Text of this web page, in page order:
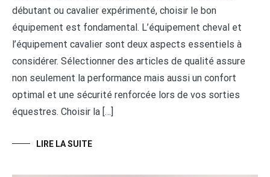
débutant ou cavalier expérimenté, choisir le bon
équipement est fondamental. L’équipement cheval et
l’équipement cavalier sont deux aspects essentiels à
considérer. Sélectionner des articles de qualité assure
non seulement la performance mais aussi un confort
optimal et une sécurité renforcée lors de vos sorties
équestres. Choisir la […]
LIRE LA SUITE